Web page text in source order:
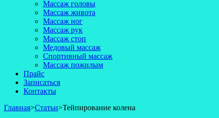
Массаж головы
Массаж живота
Массаж ног
Массаж рук
Массаж стоп
Медовый массаж
Спортивный массаж
Массаж пожилым
Прайс
Записаться
Контакты
Главная>Статьи>Тейпирование колена